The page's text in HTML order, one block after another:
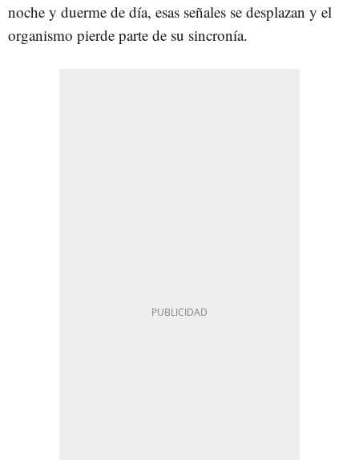
noche y duerme de día, esas señales se desplazan y el
organismo pierde parte de su sincronía.